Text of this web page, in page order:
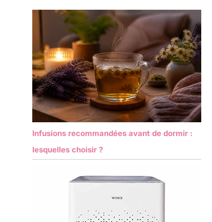
Infusions recommandées avant de dormir :
lesquelles choisir ?